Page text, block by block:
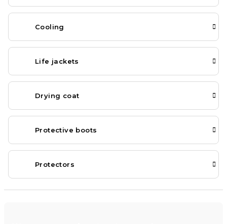
Cooling
Life jackets
Drying coat
Protective boots
Protectors